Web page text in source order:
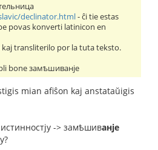
declinator.html- ĉi tie estas
povas konverti latinicon en
kaj transliterilo por la tuta teksto.
bone замѣшиванje
mian afiŝon kaj anstataŭigis
-> замѣшиванje